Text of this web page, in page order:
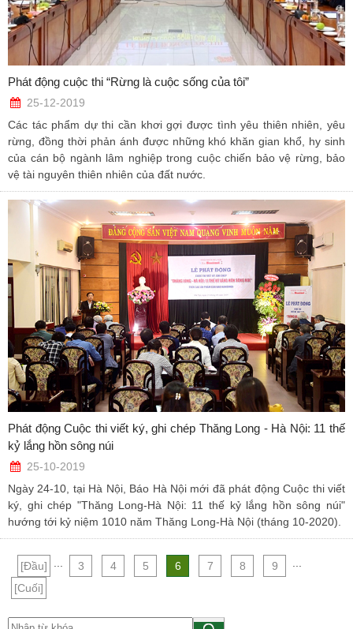
Phát động cuộc thi “Rừng là cuộc sống của tôi”
25-12-2019
Các tác phẩm dự thi cần khơi gợi được tình yêu thiên nhiên, yêu
rừng, đồng thời phản ánh được những khó khăn gian khổ, hy sinh
của cán bộ ngành lâm nghiệp trong cuộc chiến bảo vệ rừng, bảo
vệ tài nguyên thiên nhiên của đất nước.
Phát động Cuộc thi viết ký, ghi chép Thăng Long - Hà Nội: 11 thế
kỷ lắng hồn sông núi
25-10-2019
Ngày 24-10, tại Hà Nội, Báo Hà Nội mới đã phát động Cuộc thi viết
ký, ghi chép "Thăng Long-Hà Nội: 11 thế kỷ lắng hồn sông núi"
hướng tới kỷ niệm 1010 năm Thăng Long-Hà Nội (tháng 10-2020).
[Đầu] 3 4 5 6 7 8 9
[Cuối]